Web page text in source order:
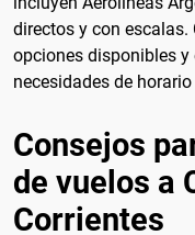
directos y con escalas.
opciones disponibles y
necesidades de
Consejos
de vuelos a
Corrientes